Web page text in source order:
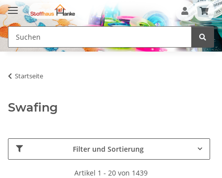
Startseite
Swafing
Filter und Sortierung
Artikel 1 - 20 von 1439